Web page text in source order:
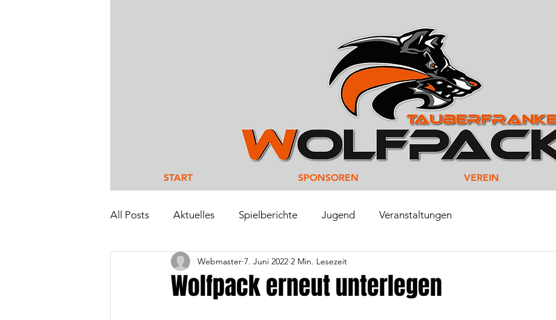
START SPONSOREN VEREIN
All Posts Aktuelles Spielberichte Jugend Veranstaltungen
Wolfpack erneut unterlegen
Webmaster 7. Juni 2022 2 Min. Lesezeit